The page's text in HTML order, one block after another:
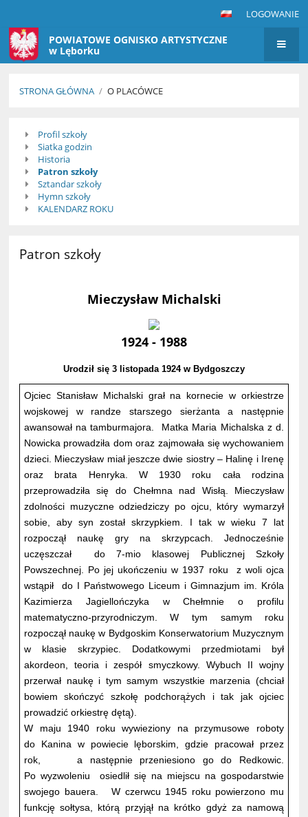
LOGOWANIE
POWIATOWE OGNISKO ARTYSTYCZNE
w Lęborku
STRONA GŁÓWNA / O PLACÓWCE
placówce
Profil szkoły
Siatka godzin
Historia
Patron szkoły
Sztandar szkoły
Hymn szkoły
KALENDARZ ROKU
Patron szkoły
Mieczysław Michalski
1924 - 1988
Urodził się 3 listopada 1924 w Bydgoszczy
Ojciec Stanisław Michalski grał na kornecie w orkiestrze
wojskowej w randze starszego sierżanta a następnie
awansował na tamburmajora. Matka Maria Michalska z d.
Nowicka prowadziła dom oraz zajmowała się wychowaniem
dzieci. Mieczysław miał jeszcze dwie siostry – Halinę i Irenę
oraz brata Henryka. W 1930 roku cała rodzina
przeprowadziła się do Chełmna nad Wisłą. Mieczysław
zdolności muzyczne odziedziczy po ojcu, który wymarzył
sobie, aby syn został skrzypkiem. I tak w wieku 7 lat
rozpoczął naukę gry na skrzypcach. Jednocześnie
uczęszczał do 7-mio klasowej Publicznej Szkoły
Powszechnej. Po jej ukończeniu w 1937 roku z woli ojca
wstąpił do I Państwowego Liceum i Gimnazjum im. Króla
Kazimierza Jagiellończyka w Chełmnie o profilu
matematyczno-przyrodniczym. W tym samym roku
rozpoczął naukę w Bydgoskim Konserwatorium Muzycznym
w klasie skrzypiec. Dodatkowymi przedmiotami był
akordeon, teoria i zespół smyczkowy. Wybuch II wojny
przerwał naukę i tym samym wszystkie marzenia (chciał
bowiem skończyć szkołę podchorążych i tak jak ojciec
prowadzić orkiestrę dętą).
W maju 1940 roku wywieziony na przymusowe roboty
do Kanina w powiecie lęborskim, gdzie pracował przez
rok, a następnie przeniesiono go do Redkowic.
Po wyzwoleniu osiedlił się na miejscu na gospodarstwie
swojego bauera. W czerwcu 1945 roku powierzono mu
funkcję sołtysa, którą przyjął na krótko gdyż za namową